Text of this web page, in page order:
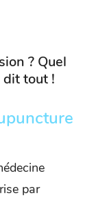
? Quel
dit tout !
par